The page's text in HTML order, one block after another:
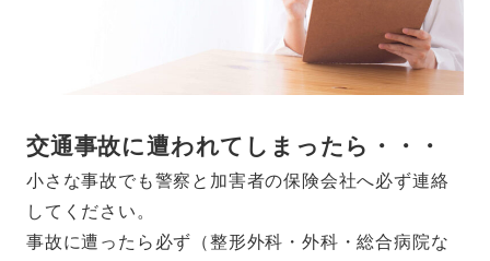
交通事故に遭われてしまったら・・・
小さな事故でも警察と加害者の保険会社へ必ず連絡
してください。
事故に遭ったら必ず（整形外科・外科・総合病院な